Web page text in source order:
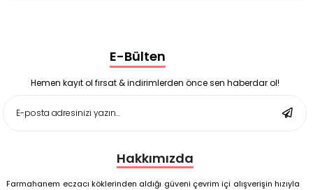
Enterogermina Family 5 ml 20 Flakon
Deep Flex Stres Azaltıcı ve Enerji Dengeleyici Topraklama
Matı Set 40x60 cm
Deep Flex Stres Azaltıcı ve Enerji Dengeleyici Topraklama
E-Bülten
Hemen kayıt ol fırsat & indirimlerden önce sen haberdar ol!
Hakkımızda
Farmahanem eczacı köklerinden aldığı güveni çevrim içi alışverişin hızıyla